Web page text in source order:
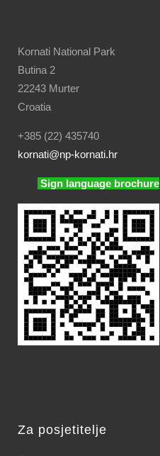
Kornati National Park
Butina 2
22243 Murter
Croatia
+385 (22) 435740
kornati@np-kornati.hr
Sign language brochure
Za posjetitelje